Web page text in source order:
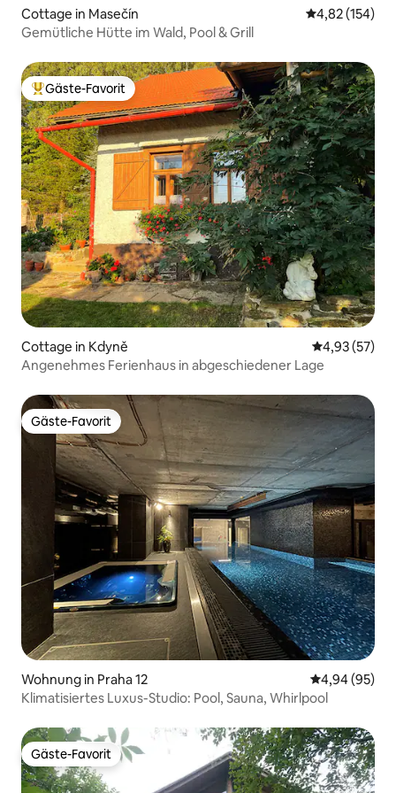
Cottage in Masečín
4,82 (154)
Gemütliche Hütte im Wald, Pool & Grill
Beliebter Gäste-Favorit.
Gäste-Favorit
Cottage in Kdyně
4,93 (57)
Angenehmes Ferienhaus in abgeschiedener Lage
Gäste-Favorit
Gäste-Favorit
Wohnung in Praha 12
4,94 (95)
Klimatisiertes Luxus-Studio: Pool, Sauna, Whirlpool
Gäste-Favorit
Gäste-Favorit